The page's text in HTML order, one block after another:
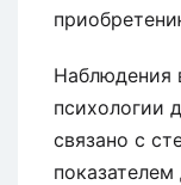
Наблюдения
психологии
связано с